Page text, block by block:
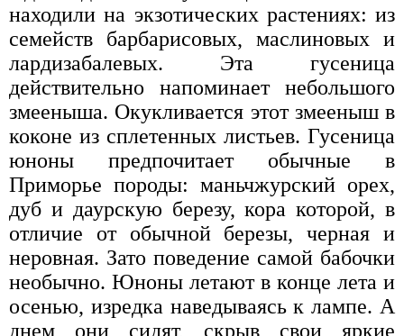
находили на экзотических растениях: из
семейств барбарисовых, маслиновых и
лардизабалевых. Эта гусеница
действительно напоминает небольшого
змееныша. Окукливается этот змееныш в
коконе из сплетенных листьев. Гусеница
юноны предпочитает обычные в
Приморье породы: маньчжурский орех,
дуб и даурскую березу, кора которой, в
отличие от обычной березы, черная и
неровная. Зато поведение самой бабочки
необычно. Юноны летают в конце лета и
осенью, изредка наведываясь к лампе. А
днем они сидят, скрыв свои яркие